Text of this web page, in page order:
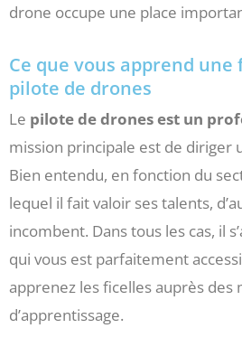
drone occupe une place
Ce que vous apprend
pilote de drones
Le pilote de drones est un
mission principale est de diriger
Bien entendu, en fonction du
lequel il fait valoir ses talents,
incombent. Dans tous les cas, il
qui vous est parfaitement
apprenez les ficelles auprès des
d’apprentissage.